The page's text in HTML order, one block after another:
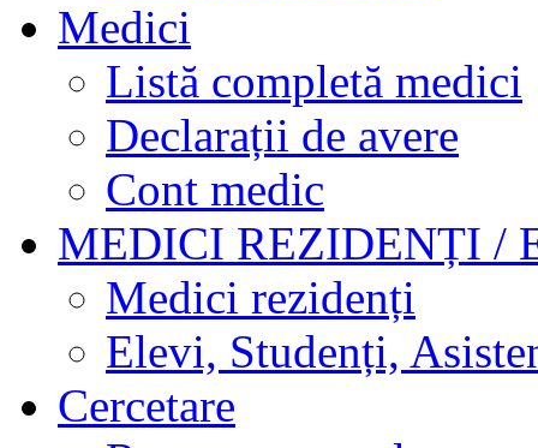
Medici
Listă completă medici
Declarații de avere
Cont medic
MEDICI REZIDENȚI /
Medici rezidenți
Elevi, Studenți,
Cercetare